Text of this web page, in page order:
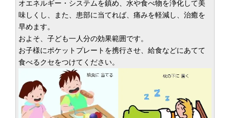
オエネルギー・システムを鎮め、水や食べ物を浄化して美
味しくし、また、患部に当てれば、痛みを軽減し、治癒を
早めます。
およそ、子ども一人分の効果範囲です。
お子様にポケットプレートを携行させ、給食などにあてて
食べるクセをつけてください。